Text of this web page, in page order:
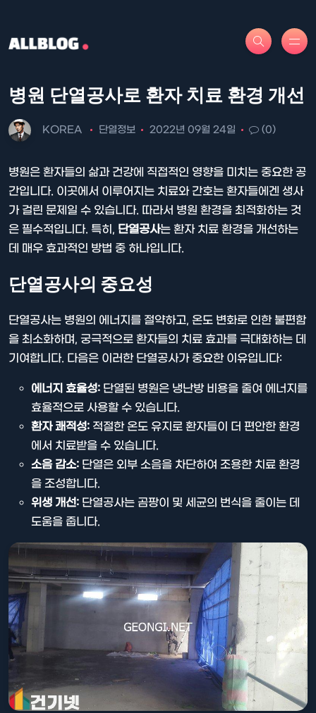
병원 단열공사로 환자 치료 환경 개선
KOREA 단열정보 2022년 09월 24일 (0)
병원은 환자들의 삶과 건강에 직접적인 영향을 미치는 중요한 공
간입니다. 이곳에서 이루어지는 치료와 간호는 환자들에겐 생사
가 걸린 문제일 수 있습니다. 따라서 병원 환경을 최적화하는 것
은 필수적입니다. 특히, 단열공사는 환자 치료 환경을 개선하는
데 매우 효과적인 방법 중 하나입니다.
단열공사의 중요성
단열공사는 병원의 에너지를 절약하고, 온도 변화로 인한 불편함
을 최소화하며, 궁극적으로 환자들의 치료 효과를 극대화하는 데
기여합니다. 다음은 이러한 단열공사가 중요한 이유입니다:
에너지 효율성: 단열된 병원은 냉난방 비용을 줄여 에너지를
효율적으로 사용할 수 있습니다.
환자 쾌적성: 적절한 온도 유지로 환자들이 더 편안한 환경
에서 치료받을 수 있습니다.
소음 감소: 단열은 외부 소음을 차단하여 조용한 치료 환경
을 조성합니다.
위생 개선: 단열공사는 곰팡이 및 세균의 번식을 줄이는 데
도움을 줍니다.